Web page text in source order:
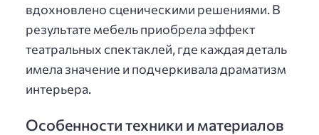
вдохновлено сценическими решениями. В
результате мебель приобрела эффект
театральных спектаклей, где каждая деталь
имела значение и подчеркивала драматизм
интерьера.
Особенности техники и материалов